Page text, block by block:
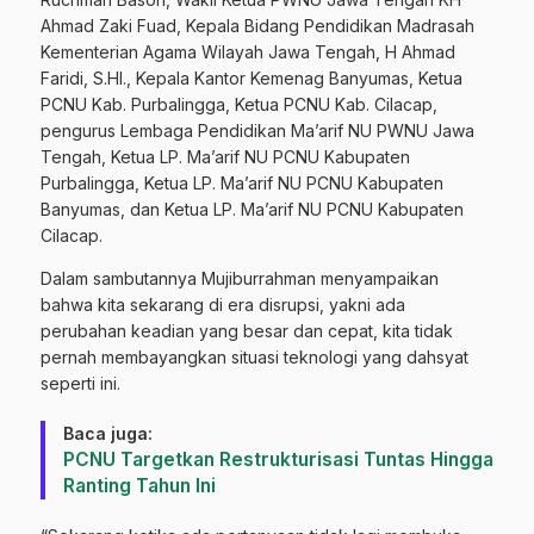
Ahmad Zaki Fuad, Kepala Bidang Pendidikan Madrasah
Kementerian Agama Wilayah Jawa Tengah, H Ahmad
Faridi, S.HI., Kepala Kantor Kemenag Banyumas, Ketua
PCNU Kab. Purbalingga, Ketua PCNU Kab. Cilacap,
pengurus Lembaga Pendidikan Ma’arif NU PWNU Jawa
Tengah, Ketua LP. Ma’arif NU PCNU Kabupaten
Purbalingga, Ketua LP. Ma’arif NU PCNU Kabupaten
Banyumas, dan Ketua LP. Ma’arif NU PCNU Kabupaten
Cilacap.
Dalam sambutannya Mujiburrahman menyampaikan
bahwa kita sekarang di era disrupsi, yakni ada
perubahan keadian yang besar dan cepat, kita tidak
pernah membayangkan situasi teknologi yang dahsyat
seperti ini.
Baca juga:
PCNU Targetkan Restrukturisasi Tuntas Hingga
Ranting Tahun Ini